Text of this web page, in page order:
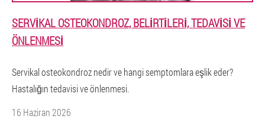
SERVIKAL OSTEOKONDROZ, BELIRTILERI, TEDAVISI VE
ÖNLENMESI
Servikal osteokondroz nedir ve hangi semptomlara eşlik eder?
Hastalığın tedavisi ve önlenmesi.
16 Haziran 2026